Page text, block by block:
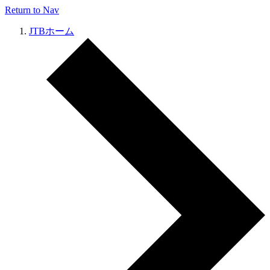
Return to Nav
JTBホーム